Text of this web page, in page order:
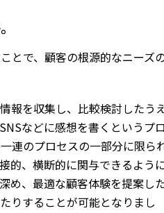
とで、顧客の根源的なニーズ
報を収集し、比較検討したう
などに感想を書くというプロ
連のプロセスの一部分に限ら
的、横断的に関与できるよう
め、最適な顧客体験を提案し
りすることが可能となりまし